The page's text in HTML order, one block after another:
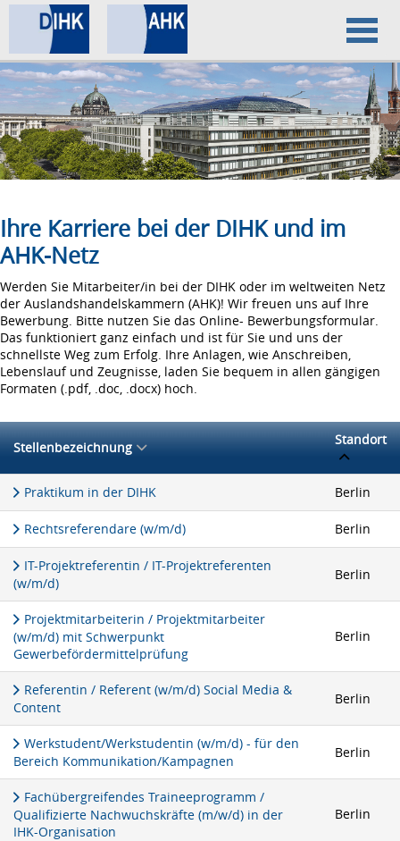
Home
Datenschutz
Impressum
Ihre Karriere bei der DIHK und im
AHK-Netz
Werden Sie Mitarbeiter/in bei der DIHK oder im weltweiten Netz
der Auslandshandelskammern (AHK)! Wir freuen uns auf Ihre
Bewerbung. Bitte nutzen Sie das Online- Bewerbungsformular.
Das funktioniert ganz einfach und ist für Sie und uns der
schnellste Weg zum Erfolg. Ihre Anlagen, wie Anschreiben,
Lebenslauf und Zeugnisse, laden Sie bequem in allen gängigen
Formaten (.pdf, .doc, .docx) hoch.
Stellenbezeichnung Standort
Praktikum in der DIHK Berlin
Rechtsreferendare (w/m/d) Berlin
IT-Projektreferentin / IT-Projektreferenten
(w/m/d)
Berlin
Projektmitarbeiterin / Projektmitarbeiter
(w/m/d) mit Schwerpunkt
Gewerbefördermittelprüfung
Berlin
Referentin / Referent (w/m/d) Social Media &
Content
Berlin
Werkstudent/Werkstudentin (w/m/d) - für den
Bereich Kommunikation/Kampagnen
Berlin
Fachübergreifendes Traineeprogramm /
Qualifizierte Nachwuchskräfte (m/w/d) in der
IHK-Organisation
Berlin